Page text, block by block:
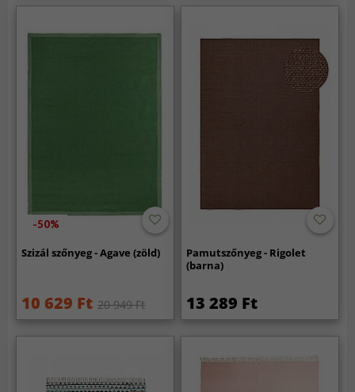
-50%
Szizál szőnyeg - Agave (zöld)
10 629 Ft 20 949 Ft
Pamutszőnyeg - Rigolet
(barna)
13 289 Ft